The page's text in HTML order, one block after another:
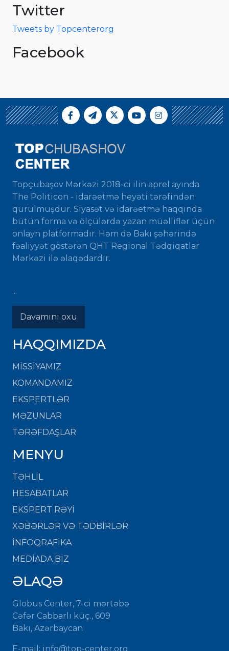
Twitter
Tweets by Topcenterorg
Facebook
Topçubaşov Mərkəzi 2018-ci ilin aprel ayında
The Politicon - idarəetmə heyəti tərəfindən
qurulmuşdur. Siyasət və idarəetmə haqqında
bütün forma və ölçülərdə yazan müəlliflər üçün
onlayn platformadır. Həm də Bakı şəhərində
fəaliyyət göstərən QHT Regional Tədqiqatlar
Mərkəzi ilə əlaqədardır.
...
Davamını oxu
HAQQIMIZDA
MISSIYAMIZ
KOMANDAMIZ
EKSPERTLƏR
MƏZUNLAR
TƏRƏFDAŞLAR
MENYU
TƏHLİL
HESABATLAR
EKSPERT RƏYİ
XƏBƏRLƏR VƏ TƏDBİRLƏR
İNFOQRAFİKA
MEDİADA BİZ
ƏLAQƏ
Globus Center, 7-ci mərtəbə
Cəfər Cabbarlı küç., 609
Bakı, Azərbaycan
E-mail: info@top-center.org